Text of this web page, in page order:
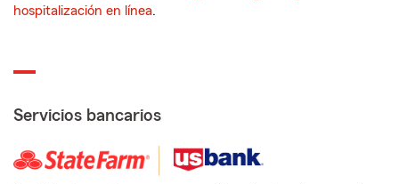
hospitalización en línea.
Servicios bancarios